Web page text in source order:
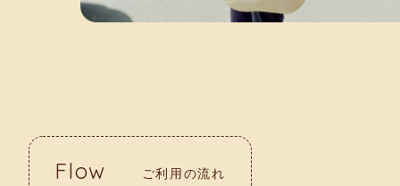
Flow ご利用の流れ